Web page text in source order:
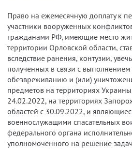
Право на ежемесячную доплату к
участники вооруженных
гражданами РФ, имеющие место
территории Орловской области,
вследствие ранения, контузии,
полученных в связи с выполнением
обезвреживанию и (или)
предметов на территориях
24.02.2022, на территориях
областей с 30.09.2022, и
военнослужащими спасательных
федерального органа
уполномоченного на решение